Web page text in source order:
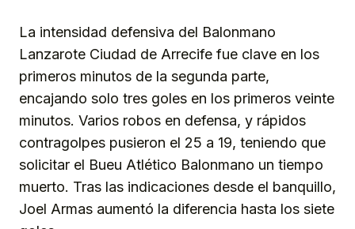
La intensidad defensiva del Balonmano
Lanzarote Ciudad de Arrecife fue clave en los
primeros minutos de la segunda parte,
encajando solo tres goles en los primeros veinte
minutos. Varios robos en defensa, y rápidos
contragolpes pusieron el 25 a 19, teniendo que
solicitar el Bueu Atlético Balonmano un tiempo
muerto. Tras las indicaciones desde el banquillo,
Joel Armas aumentó la diferencia hasta los siete